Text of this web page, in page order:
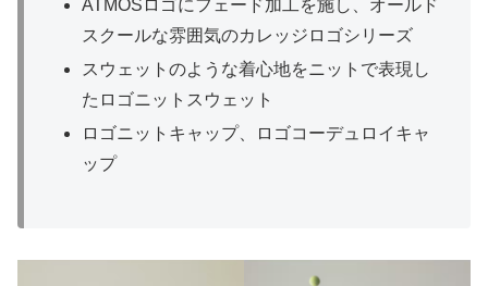
ATMOSロゴにフェード加工を施し、オールド
スクールな雰囲気のカレッジロゴシリーズ
スウェットのような着心地をニットで表現し
たロゴニットスウェット
ロゴニットキャップ、ロゴコーデュロイキャ
ップ